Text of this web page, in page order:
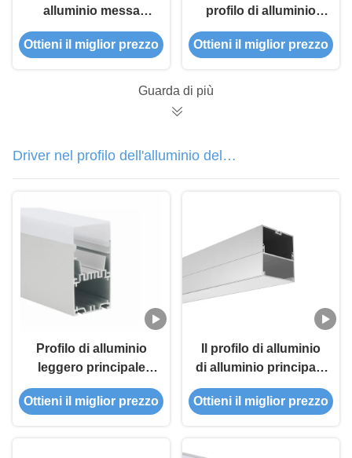
alluminio messa
dell'angolo della
parete di profilo per
Ottieni il miglior prezzo
profilo di alluminio
principale di alluminio
della scala dell'angolo
Ottieni il miglior prezzo
Guarda di più
Driver nel profilo dell'alluminio del
LED
Profilo di alluminio
leggero principale
pendente anodizzato
IP20-44
Ottieni il miglior prezzo
Il profilo di alluminio
di alluminio principale
di In LED del driver di
profilo 50*55mm della
Ottieni il miglior prezzo